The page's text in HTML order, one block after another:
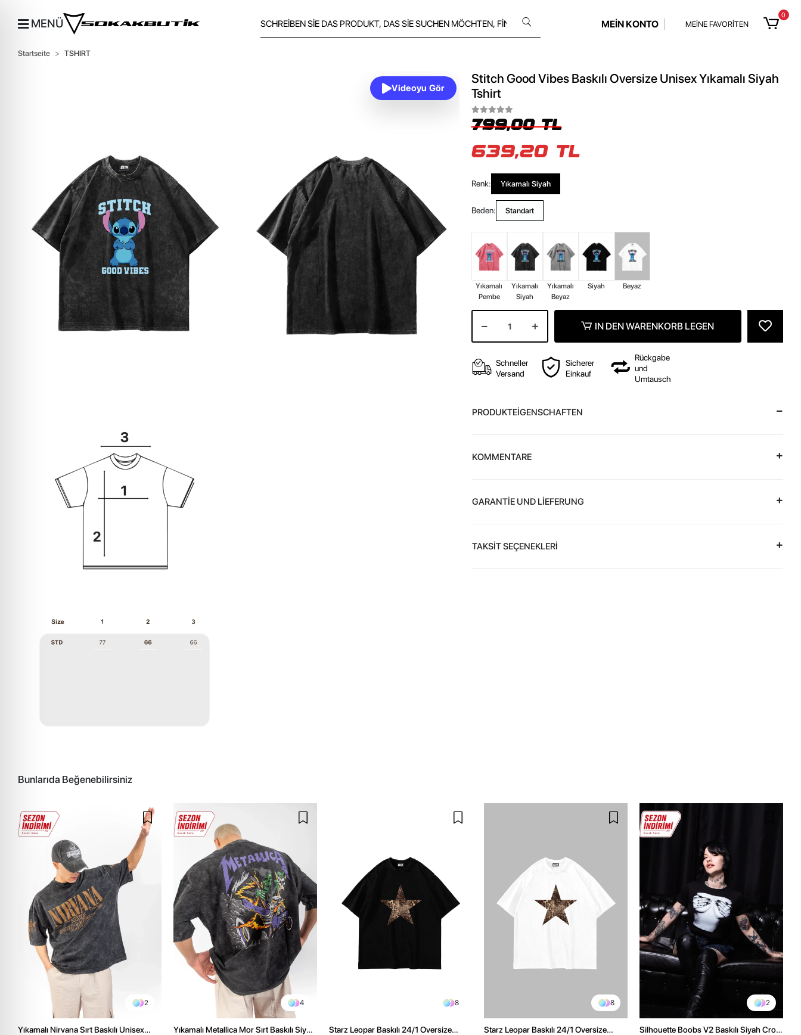
MENÜ MEİN KONTO MEİNE FAVORİTEN
0
Startseite TSHIRT
Videoyu Gör
Stitch Good Vibes Baskılı Oversize Unisex Yıkamalı Siyah
Tshirt
799,00 TL
639,20 TL
Renk: Yıkamalı Siyah
Beden: Standart
Yıkamalı
Pembe
Yıkamalı
Siyah
Yıkamalı
Beyaz
Siyah Beyaz
IN DEN WARENKORB LEGEN
Schneller
Versand
Sicherer
Einkauf
Rückgabe
und
Umtausch
PRODUKTEİGENSCHAFTEN
KOMMENTARE
GARANTİE UND LİEFERUNG
TAKSİT SEÇENEKLERİ
Bunlarıda Beğenebilirsiniz
2
Yıkamalı Nirvana Sırt Baskılı Unisex
4
Yıkamalı Metallica Mor Sırt Baskılı Siyah
8
Starz Leopar Baskılı 24/1 Oversize
8
Starz Leopar Baskılı 24/1 Oversize
2
Silhouette Boobs V2 Baskılı Siyah Crop